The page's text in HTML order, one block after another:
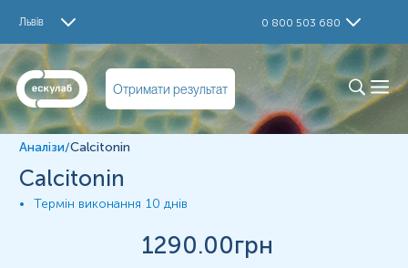
Львів 0 800 503 680
Отримати результат
Calcitonin
Матеріал
Парафінові блоки
вимірювань можуть змінюватися у відповідності до зміни
тест-систем.
Аналізи/Calcitonin
Calcitonin
Термін виконання 10 днів
1290.00грн